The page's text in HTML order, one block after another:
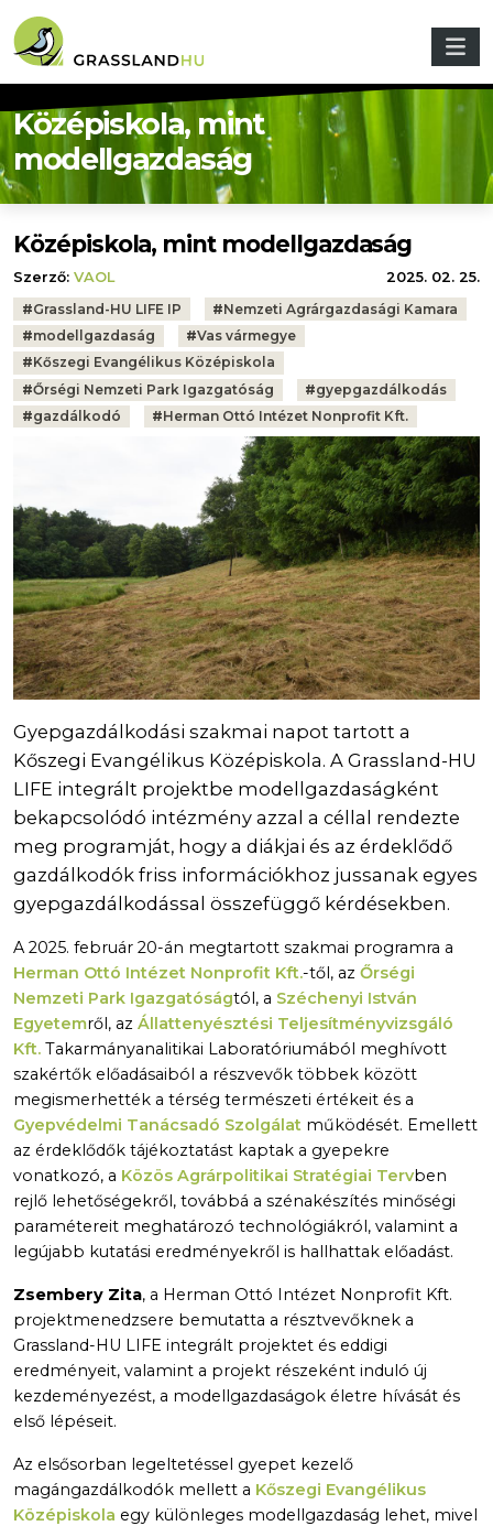
Középiskola, mint
modellgazdaság
Középiskola, mint modellgazdaság
Szerző: VAOL
2025. 02. 25.
Tags:
#Grassland-HU LIFE IP #Nemzeti Agrárgazdasági Kamara
#modellgazdaság #Vas vármegye
#Kőszegi Evangélikus Középiskola
#Őrségi Nemzeti Park Igazgatóság #gyepgazdálkodás
#gazdálkodó #Herman Ottó Intézet Nonprofit Kft.
Gyepgazdálkodási szakmai napot tartott a
Kőszegi Evangélikus Középiskola. A Grassland-HU
LIFE integrált projektbe modellgazdaságként
bekapcsolódó intézmény azzal a céllal rendezte
meg programját, hogy a diákjai és az érdeklődő
gazdálkodók friss információkhoz jussanak egyes
gyepgazdálkodással összefüggő kérdésekben.
A 2025. február 20-án megtartott szakmai programra a
Herman Ottó Intézet Nonprofit Kft.-től, az Őrségi
Nemzeti Park Igazgatóságtól, a Széchenyi István
Egyetemről, az Állattenyésztési Teljesítményvizsgáló
Kft. Takarmányanalitikai Laboratóriumából meghívott
szakértők előadásaiból a részvevők többek között
megismerhették a térség természeti értékeit és a
Gyepvédelmi Tanácsadó Szolgálat működését. Emellett
az érdeklődők tájékoztatást kaptak a gyepekre
vonatkozó, a Közös Agrárpolitikai Stratégiai Tervben
rejlő lehetőségekről, továbbá a szénakészítés minőségi
paramétereit meghatározó technológiákról, valamint a
legújabb kutatási eredményekről is hallhattak előadást.
Zsembery Zita, a Herman Ottó Intézet Nonprofit Kft.
projektmenedzsere bemutatta a résztvevőknek a
Grassland-HU LIFE integrált projektet és eddigi
eredményeit, valamint a projekt részeként induló új
kezdeményezést, a modellgazdaságok életre hívását és
első lépéseit.
Az elsősorban legeltetéssel gyepet kezelő
magángazdálkodók mellett a Kőszegi Evangélikus
Középiskola egy különleges modellgazdaság lehet, mivel